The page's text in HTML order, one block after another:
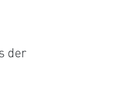
der